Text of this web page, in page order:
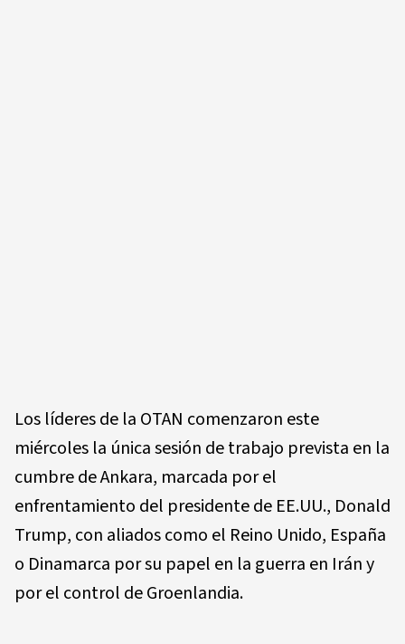
Los líderes de la OTAN comenzaron este
miércoles la única sesión de trabajo prevista en la
cumbre de Ankara, marcada por el
enfrentamiento del presidente de EE.UU., Donald
Trump, con aliados como el Reino Unido, España
o Dinamarca por su papel en la guerra en Irán y
por el control de Groenlandia.